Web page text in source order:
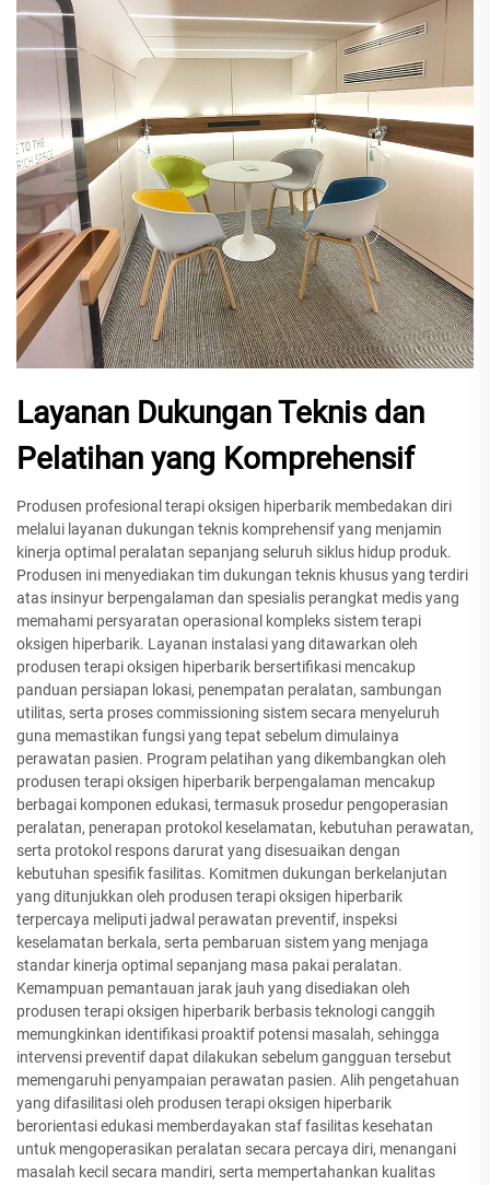
Layanan Dukungan Teknis dan
Pelatihan yang Komprehensif
Produsen profesional terapi oksigen hiperbarik membedakan diri
melalui layanan dukungan teknis komprehensif yang menjamin
kinerja optimal peralatan sepanjang seluruh siklus hidup produk.
Produsen ini menyediakan tim dukungan teknis khusus yang terdiri
atas insinyur berpengalaman dan spesialis perangkat medis yang
memahami persyaratan operasional kompleks sistem terapi
oksigen hiperbarik. Layanan instalasi yang ditawarkan oleh
produsen terapi oksigen hiperbarik bersertifikasi mencakup
panduan persiapan lokasi, penempatan peralatan, sambungan
utilitas, serta proses commissioning sistem secara menyeluruh
guna memastikan fungsi yang tepat sebelum dimulainya
perawatan pasien. Program pelatihan yang dikembangkan oleh
produsen terapi oksigen hiperbarik berpengalaman mencakup
berbagai komponen edukasi, termasuk prosedur pengoperasian
peralatan, penerapan protokol keselamatan, kebutuhan perawatan,
serta protokol respons darurat yang disesuaikan dengan
kebutuhan spesifik fasilitas. Komitmen dukungan berkelanjutan
yang ditunjukkan oleh produsen terapi oksigen hiperbarik
terpercaya meliputi jadwal perawatan preventif, inspeksi
keselamatan berkala, serta pembaruan sistem yang menjaga
standar kinerja optimal sepanjang masa pakai peralatan.
Kemampuan pemantauan jarak jauh yang disediakan oleh
produsen terapi oksigen hiperbarik berbasis teknologi canggih
memungkinkan identifikasi proaktif potensi masalah, sehingga
intervensi preventif dapat dilakukan sebelum gangguan tersebut
memengaruhi penyampaian perawatan pasien. Alih pengetahuan
yang difasilitasi oleh produsen terapi oksigen hiperbarik
berorientasi edukasi memberdayakan staf fasilitas kesehatan
untuk mengoperasikan peralatan secara percaya diri, menangani
masalah kecil secara mandiri, serta mempertahankan kualitas